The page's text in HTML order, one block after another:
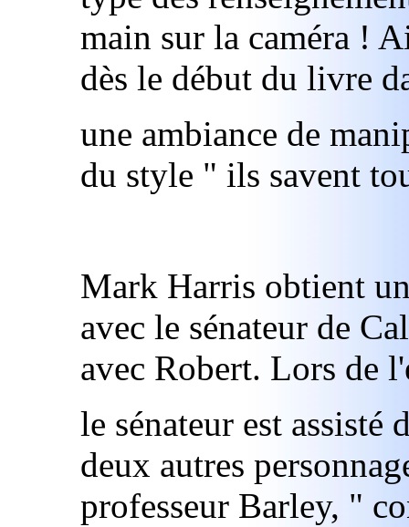
main sur la caméra !
dès le début du livre
une ambiance de
du style " ils savent
Mark Harris obtient
avec le sénateur de
avec Robert. Lors de
le sénateur est assisté
deux autres
professeur Barley, "